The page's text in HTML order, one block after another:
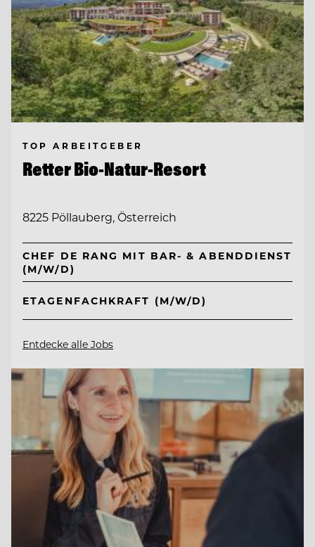
TOP ARBEITGEBER
Retter Bio-Natur-Resort
8225 Pöllauberg, Österreich
CHEF DE RANG MIT BAR- & ABENDDIENST
(M/W/D)
ETAGENFACHKRAFT (M/W/D)
Entdecke alle Jobs